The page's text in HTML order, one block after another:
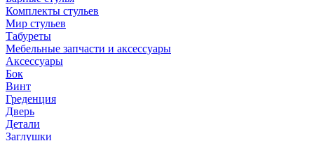
Комплекты стульев
Мир стульев
Табуреты
Мебельные запчасти и аксессуары
Аксессуары
Бок
Винт
Греденция
Дверь
Детали
Заглушки